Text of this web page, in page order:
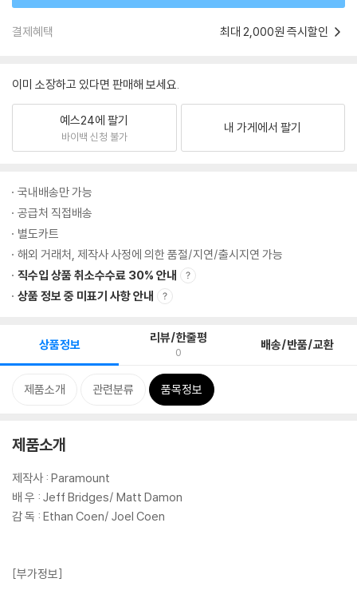
결제혜택 최대 2,000원 즉시할인
이미 소장하고 있다면 판매해 보세요.
예스24에 팔기
바이백 신청 불가
내 가게에서 팔기
국내배송만 가능
공급처 직접배송
별도카트
해외 거래처, 제작사 사정에 의한 품절/지연/출시지연 가능
직수입 상품 취소수수료 30% 안내
상품 정보 중 미표기 사항 안내
상품정보 리뷰/한줄평
0 배송/반품/교환
제품소개 관련분류 품목정보
제품소개
제작사 : Paramount
배 우 : Jeff Bridges/ Matt Damon
감 독 : Ethan Coen/ Joel Coen
[부가정보]